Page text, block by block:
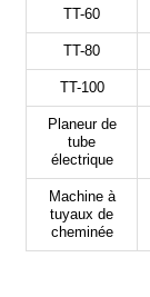
TT-60
TT-80
TT-100
Planeur de
tube
électrique
Machine à
tuyaux de
cheminée